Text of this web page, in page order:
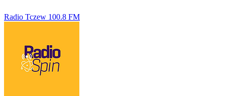
Radio Tczew 100.8 FM